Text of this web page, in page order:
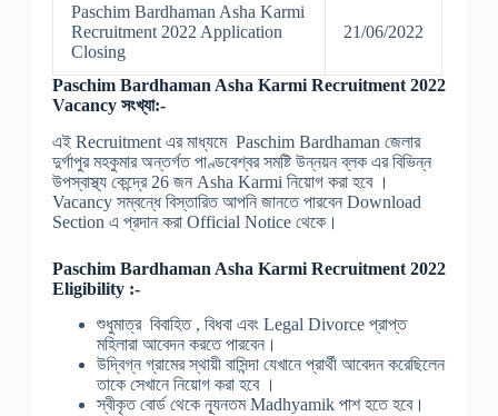
Paschim Bardhaman Asha Karmi
Recruitment 2022 Application
Closing
21/06/2022
Paschim Bardhaman Asha Karmi Recruitment 2022
Vacancy সংখ্যা:-
এই Recruitment এর মাধ্যমে Paschim Bardhaman জেলার
দুর্গাপুর মহকুমার অন্তর্গত পাণ্ডবেশ্বর সমষ্টি উন্নয়ন ব্লক এর বিভিন্ন
উপস্বাস্থ্য কেন্দ্রে 26 জন Asha Karmi নিয়োগ করা হবে ।
Vacancy সম্বন্ধে বিস্তারিত আপনি জানতে পারবেন Download
Section এ প্রদান করা Official Notice থেকে।
Paschim Bardhaman Asha Karmi Recruitment 2022
Eligibility :-
শুধুমাত্র বিবাহিত , বিধবা এবং Legal Divorce প্রাপ্ত
মহিলারা আবেদন করতে পারবেন।
উদ্বিগ্ন গ্রামের স্থায়ী বাসিন্দা যেখানে প্রার্থী আবেদন করেছিলেন
তাকে সেখানে নিয়োগ করা হবে ।
স্বীকৃত বোর্ড থেকে ন্যূনতম Madhyamik পাশ হতে হবে।